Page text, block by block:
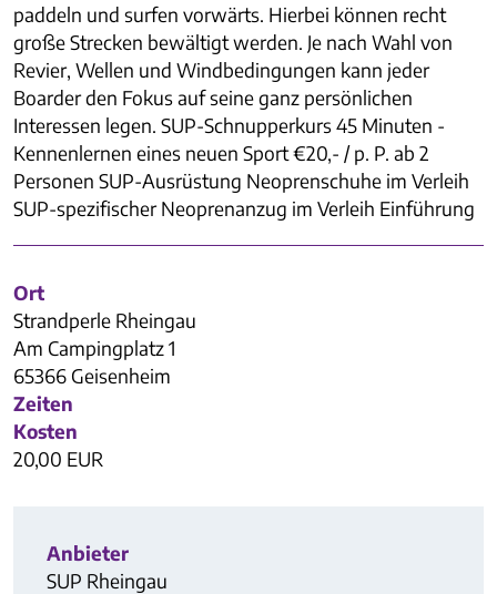
paddeln und surfen vorwärts. Hierbei können recht
große Strecken bewältigt werden. Je nach Wahl von
Revier, Wellen und Windbedingungen kann jeder
Boarder den Fokus auf seine ganz persönlichen
Interessen legen. SUP-Schnupperkurs 45 Minuten -
Kennenlernen eines neuen Sport €20,- / p. P. ab 2
Personen SUP-Ausrüstung Neoprenschuhe im Verleih
SUP-spezifischer Neoprenanzug im Verleih Einführung
Ort
Strandperle Rheingau
Am Campingplatz 1
65366 Geisenheim
Zeiten
Kosten
20,00 EUR
Anbieter
SUP Rheingau